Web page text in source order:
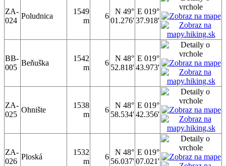
ZA-
024
Poludnica
1549
m
6
N 49°
01.276'
E 019°
37.918'
BB-
005
Beňuška
1542
m
6
N 48°
52.818'
E 019°
43.973'
ZA-
025
Ohnište
1538
m
6
N 48°
58.534'
E 019°
42.356'
ZA-
026
Ploská
1532
m
6
N 48°
56.037'
E 019°
07.021'